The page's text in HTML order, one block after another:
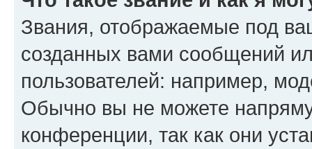
Звания, отображаемые под
созданных вами сообщений
пользователей: например,
Обычно вы не можете
конференции, так как они